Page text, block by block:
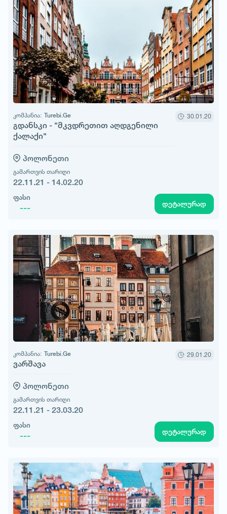
კომპანია: Turebi.Ge
გდანსკი - "მკვდრეთით აღდგენილი
ქალაქი"
30.01.20
პოლონეთი
გამართვის თარიღი
22.11.21 - 14.02.20
ფასი
--- დეტალურად
კომპანია: Turebi.Ge
ვარშავა
29.01.20
პოლონეთი
გამართვის თარიღი
22.11.21 - 23.03.20
ფასი
--- დეტალურად